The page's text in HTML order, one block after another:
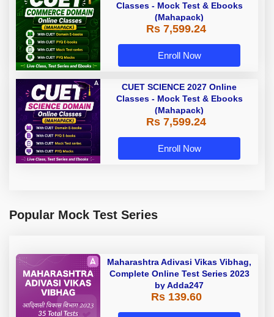
Classes - Mock Test & Ebooks
(Mahapack)
Rs 7,599.24
Enroll Now
CUET SCIENCE 2027 Online
Classes - Mock Test & Ebooks
(Mahapack)
Rs 7,599.24
Enroll Now
Popular Mock Test Series
Maharashtra Adivasi Vikas Vibhag,
Complete Online Test Series 2023
by Adda247
Rs 139.60